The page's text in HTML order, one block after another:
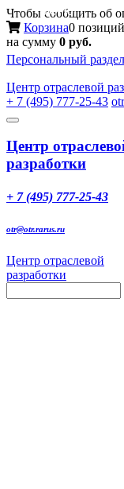
Чтобы сообщить об
Корзина0 позиций
на сумму 0 руб.
Персональный раздел
Центр отраслевой
+ 7 (495) 777-25-43
Toggle
Меню
Центр
разработки
+ 7 (495) 777-25-43
otr@otr.rarus.ru
Центр отраслевой
разработки